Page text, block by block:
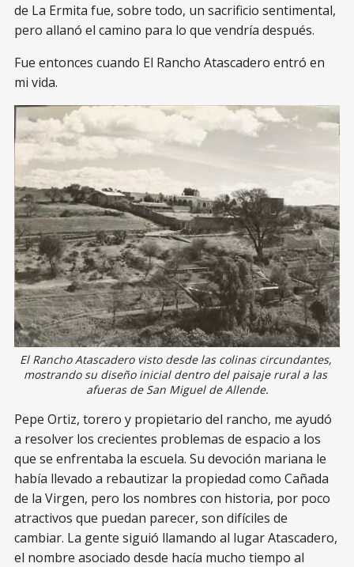
de La Ermita fue, sobre todo, un sacrificio sentimental,
pero allanó el camino para lo que vendría después.
Fue entonces cuando El Rancho Atascadero entró en
mi vida.
El Rancho Atascadero visto desde las colinas circundantes,
mostrando su diseño inicial dentro del paisaje rural a las
afueras de San Miguel de Allende.
Pepe Ortiz, torero y propietario del rancho, me ayudó
a resolver los crecientes problemas de espacio a los
que se enfrentaba la escuela. Su devoción mariana le
había llevado a rebautizar la propiedad como Cañada
de la Virgen, pero los nombres con historia, por poco
atractivos que puedan parecer, son difíciles de
cambiar. La gente siguió llamando al lugar Atascadero,
el nombre asociado desde hacía mucho tiempo al